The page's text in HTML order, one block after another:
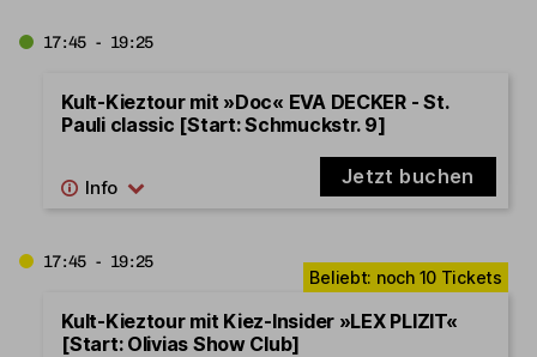
17:45 - 19:25
Kult-Kieztour mit »Doc« EVA DECKER - St.
Pauli classic [Start: Schmuckstr. 9]
Jetzt buchen
17:45 - 19:25
Kult-Kieztour mit Kiez-Insider »LEX PLIZIT«
[Start: Olivias Show Club]